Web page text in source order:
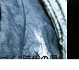
く“時代の風”